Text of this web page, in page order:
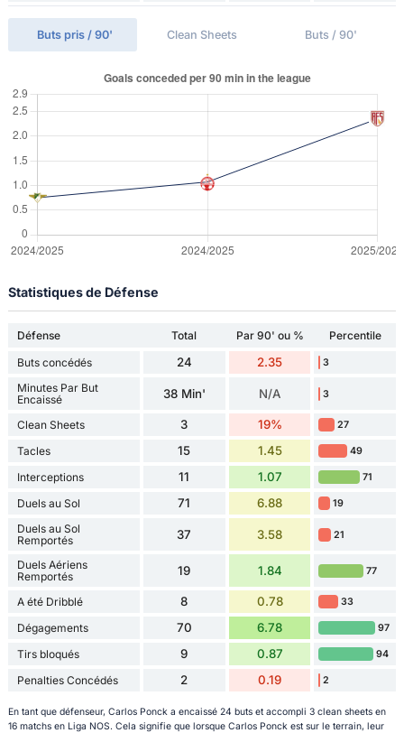
Buts pris / 90' Clean Sheets Buts / 90'
Statistiques de Défense
Défense Total Par 90' ou %
Percentile
Buts concédés
24 2.35 3
Minutes Par But
Encaissé
38 Min' N/A 3
Clean Sheets 3 19% 27
Tacles 15 1.45 49
Interceptions 11 1.07 71
Duels au Sol 71 6.88 19
Duels au Sol
Remportés
37 3.58 21
Duels Aériens
Remportés
19 1.84 77
A été Dribblé 8 0.78 33
Dégagements 70 6.78 97
Tirs bloqués 9 0.87 94
Penalties Concédés 2 0.19 2
En tant que défenseur, Carlos Ponck a encaissé 24 buts et accompli 3 clean sheets en
16 matchs en Liga NOS. Cela signifie que lorsque Carlos Ponck est sur le terrain, leur